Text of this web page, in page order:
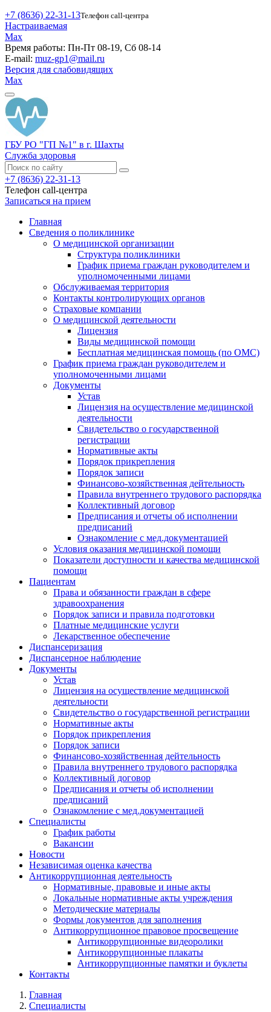
+7 (8636) 22-31-13Телефон call-центра
Настраиваемая
Max
Время работы: Пн-Пт 08-19, Сб 08-14
E-mail: muz-gp1@mail.ru
Версия для слабовидящих
Max
ГБУ РО "ГП №1" в г. Шахты
Служба здоровья
+7 (8636) 22-31-13
Телефон call-центра
Записаться на прием
Главная
Сведения о поликлинике
О медицинской организации
Структура поликлиники
График приема граждан руководителем и
уполномоченными лицами
Обслуживаемая территория
Контакты контролирующих органов
Страховые компании
О медицинской деятельности
Лицензия
Виды медицинской помощи
Бесплатная медицинская помощь (по ОМС)
График приема граждан руководителем и
уполномоченными лицами
Документы
Устав
Лицензия на осуществление медицинской
деятельности
Свидетельство о государственной
регистрации
Нормативные акты
Порядок прикрепления
Порядок записи
Финансово-хозяйственная дейтельность
Правила внутреннего трудового распорядка
Коллективный договор
Предписания и отчеты об исполнении
предписаний
Ознакомление с мед.документацией
Условия оказания медицинской помощи
Показатели доступности и качества медицинской
помощи
Пациентам
Права и обязанности граждан в сфере
здравоохранения
Порядок записи и правила подготовки
Платные медицинские услуги
Лекарственное обеспечение
Диспансеризация
Диспансерное наблюдение
Документы
Устав
Лицензия на осуществление медицинской
деятельности
Свидетельство о государственной регистрации
Нормативные акты
Порядок прикрепления
Порядок записи
Финансово-хозяйственная дейтельность
Правила внутреннего трудового распорядка
Коллективный договор
Предписания и отчеты об исполнении
предписаний
Ознакомление с мед.документацией
Специалисты
График работы
Вакансии
Новости
Независимая оценка качества
Антикоррупционная деятельность
Нормативные, правовые и иные акты
Локальные нормативные акты учреждения
Методические материалы
Формы документов для заполнения
Антикоррупционное правовое просвещение
Антикоррупционные видеоролики
Антикоррупционные плакаты
Антикоррупционные памятки и буклеты
Контакты
Главная
Специалисты